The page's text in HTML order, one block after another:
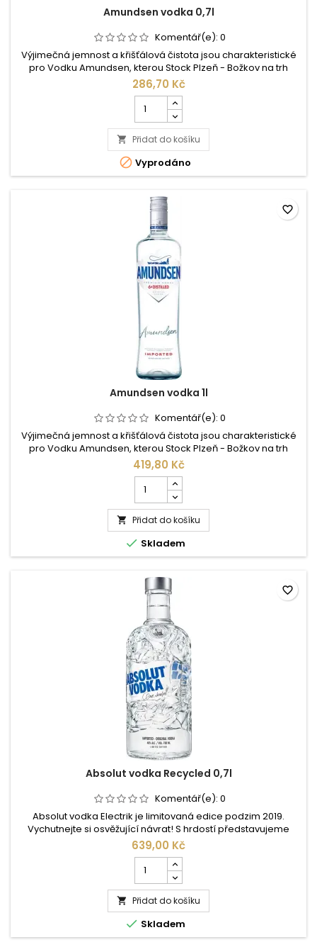
Amundsen vodka 0,7l
Komentář(e): 0
Výjimečná jemnost a křišťálová čistota jsou charakteristické
pro Vodku Amundsen, kterou Stock Plzeň - Božkov na trh
uvedl v roce 2000. Vodka nese jméno nejslavnějšího
polárníka všech dob, který celý svůj život obětoval kráse,
čistotě a průzračnosti krajin věčného ledu. Právě takovou
atmosféru, snoubící ledový chlad s žárem v těle, přináší
Vodka Amundsen....
286,70 Kč
kusů
produktu
Amundsen
vodka
0,7l
 Přidat do košíku
 Vyprodáno
Amundsen vodka 1l
Komentář(e): 0
Výjimečná jemnost a křišťálová čistota jsou charakteristické
pro Vodku Amundsen, kterou Stock Plzeň - Božkov na trh
uvedl v roce 2000. Vodka nese jméno nejslavnějšího
polárníka všech dob, který celý svůj život obětoval kráse,
čistotě a průzračnosti krajin věčného ledu. Právě takovou
atmosféru, snoubící ledový chlad s žárem v těle, přináší
Vodka Amundsen....
419,80 Kč
kusů
produktu
Amundsen
vodka
1l
 Přidat do košíku
 Skladem
favorite_border
Absolut vodka Recycled 0,7l
Komentář(e): 0
Absolut vodka Electrik je limitovaná edice podzim 2019.
Vychutnejte si osvěžující návrat! S hrdostí představujeme
novou limitovanou edici Absolut Recycled - vyrobenou z více
než 41% recyklovaného skla. Stejně jako všechny láhve
Absolut. Absolut Vodka se vyrábí stále na jednom jediném
místě a to ve švédském Ahusu. Licenční výroba nepřipadá v
úvahu,...
639,00 Kč
kusů
produktu
Absolut
vodka
Recycled
0,7l
 Přidat do košíku
 Skladem
favorite_border